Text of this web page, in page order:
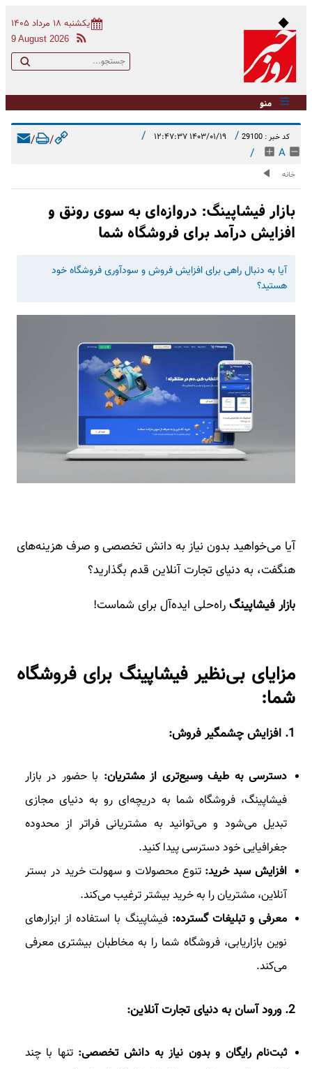
یکشنبه ۱۸ مرداد ۱۴۰۵
9 August 2026
منو
کد خبر : 29100 / ۱۴۰۳/۰۱/۱۹ ۱۲:۴۷:۳۷ /
A
/
/
/
خانه
بازار فیشاپینگ: دروازه‌ای به سوی رونق و
افزایش درآمد برای فروشگاه شما
آیا به دنبال راهی برای افزایش فروش و سودآوری فروشگاه خود
هستید؟
آیا می‌خواهید بدون نیاز به دانش تخصصی و صرف هزینه‌های
هنگفت، به دنیای تجارت آنلاین قدم بگذارید؟
بازار فیشاپینگراه‌حلی ایده‌آل برای شماست!
مزایای بی‌نظیر فیشاپینگ برای فروشگاه
شما:
1. افزایش چشمگیر فروش:
دسترسی به طیف وسیع‌تری از مشتریان: با حضور در بازار
فیشاپینگ، فروشگاه شما به دریچه‌ای رو به دنیای مجازی
تبدیل می‌شود و می‌توانید به مشتریانی فراتر از محدوده
جغرافیایی خود دسترسی پیدا کنید.
افزایش سبد خرید: تنوع محصولات و سهولت خرید در بستر
آنلاین، مشتریان را به خرید بیشتر ترغیب می‌کند.
معرفی و تبلیغات گسترده: فیشاپینگ با استفاده از ابزارهای
نوین بازاریابی، فروشگاه شما را به مخاطبان بیشتری معرفی
می‌کند.
2. ورود آسان به دنیای تجارت آنلاین:
ثبت‌نام رایگان و بدون نیاز به دانش تخصصی: تنها با چند